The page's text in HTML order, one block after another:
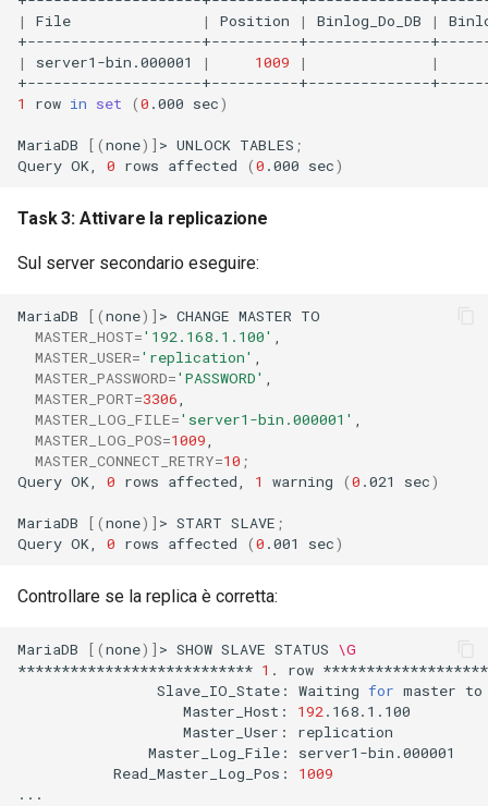
| File | Position | Binlog_Do_DB |
| server1-bin.000001 | 1009 | |
1 row in set (0 .000 sec)
MariaDB [(none)] > UNLOCK TABLES ;
Query OK, 0 rows affected (0 .000 sec)
Task 3: Attivare la replicazione
Sul server secondario eseguire:
MariaDB [(none)] > CHANGE MASTER
MASTER_HOST='192.168.1.100'
MASTER_USER='replication'
MASTER_PASSWORD='PASSWORD'
MASTER_PORT=3306
MASTER_LOG_FILE='server1-bin.000001'
MASTER_LOG_POS=1009
MASTER_CONNECT_RETRY=10 ;
Query OK, 0 rows affected, 1 warning (0 .021 sec)
MariaDB [(none)] > START SLAVE ;
Query OK, 0 rows affected (0 .001 sec)
Controllare se la replica è corretta:
MariaDB [(none)] > SHOW SLAVE STATUS \G
*************************** 1 .
row
Slave_IO_State:
Waiting for master to
Master_Host:
192
Master_User:
Master_Log_File:
Read_Master_Log_Pos:
1009